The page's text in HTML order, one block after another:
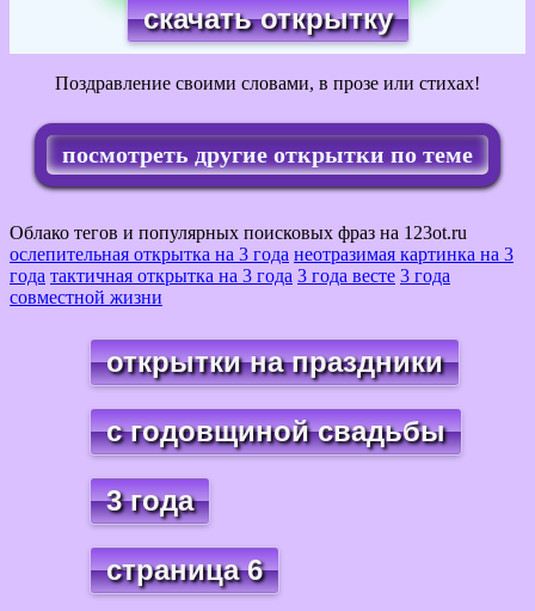
скачать открытку
Поздравление своими словами, в прозе или стихах!
посмотреть другие открытки по теме
Облако тегов и популярных поисковых фраз на 123ot.ru
ослепительная открытка на 3 года неотразимая картинка на 3
года тактичная открытка на 3 года 3 года весте 3 года
совместной жизни
открытки на праздники
с годовщиной свадьбы
3 года
страница 6